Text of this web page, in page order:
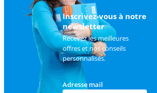
client.
Inscrivez-vous à notre
newsletter
Recevez les meilleures
offres et nos conseils
personnalisés.
Adresse mail